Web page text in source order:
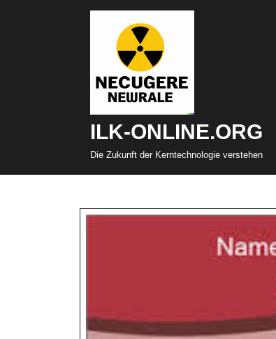
ILK-ONLINE.ORG
Die Zukunft der Kerntechnologie verstehen